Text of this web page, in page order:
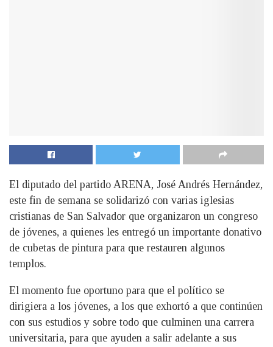
El diputado del partido ARENA, José Andrés Hernández,
este fin de semana se solidarizó con varias iglesias
cristianas de San Salvador que organizaron un congreso
de jóvenes, a quienes les entregó un importante donativo
de cubetas de pintura para que restauren algunos
templos.
El momento fue oportuno para que el político se
dirigiera a los jóvenes, a los que exhortó a que continúen
con sus estudios y sobre todo que culminen una carrera
universitaria, para que ayuden a salir adelante a sus